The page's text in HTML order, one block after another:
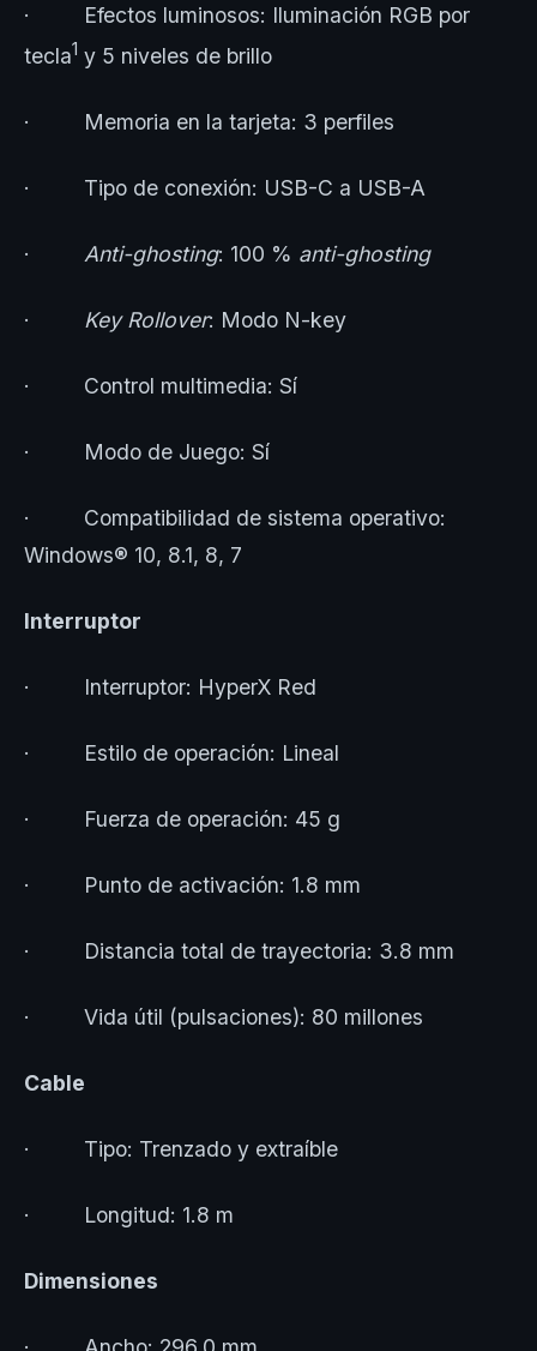
· Efectos luminosos: Iluminación RGB por
tecla1 y 5 niveles de brillo
· Memoria en la tarjeta: 3 perfiles
· Tipo de conexión: USB-C a USB-A
· Anti-ghosting: 100 % anti-ghosting
· Key Rollover: Modo N-key
· Control multimedia: Sí
· Modo de Juego: Sí
· Compatibilidad de sistema operativo:
Windows® 10, 8.1, 8, 7
Interruptor
· Interruptor: HyperX Red
· Estilo de operación: Lineal
· Fuerza de operación: 45 g
· Punto de activación: 1.8 mm
· Distancia total de trayectoria: 3.8 mm
· Vida útil (pulsaciones): 80 millones
Cable
· Tipo: Trenzado y extraíble
· Longitud: 1.8 m
Dimensiones